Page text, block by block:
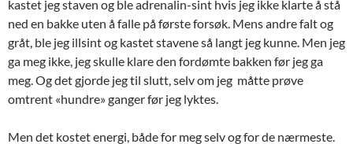
kastet jeg staven og ble adrenalin-sint hvis jeg ikke klarte å stå
ned en bakke uten å falle på første forsøk. Mens andre falt og
gråt, ble jeg illsint og kastet stavene så langt jeg kunne. Men jeg
ga meg ikke, jeg skulle klare den fordømte bakken før jeg ga
meg. Og det gjorde jeg til slutt, selv om jeg måtte prøve
omtrent «hundre» ganger før jeg lyktes.
Men det kostet energi, både for meg selv og for de nærmeste.